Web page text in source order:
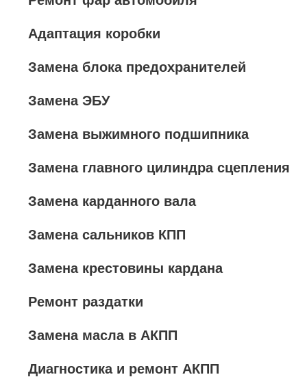
Адаптация коробки
Замена блока предохранителей
Замена ЭБУ
Замена выжимного подшипника
Замена главного цилиндра сцепления
Замена карданного вала
Замена сальников КПП
Замена крестовины кардана
Ремонт раздатки
Замена масла в АКПП
Диагностика и ремонт АКПП